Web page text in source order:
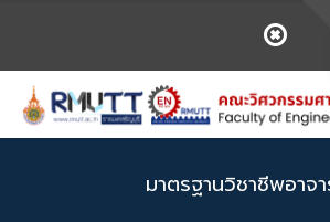
มาตรฐานวิชาชีพอาจ